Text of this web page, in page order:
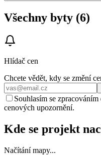
Všechny byty (6)
Hlídač cen
Chcete vědět, kdy se změní
Souhlasím se
cenových upozornění.
Kde se projekt
Načítání mapy...